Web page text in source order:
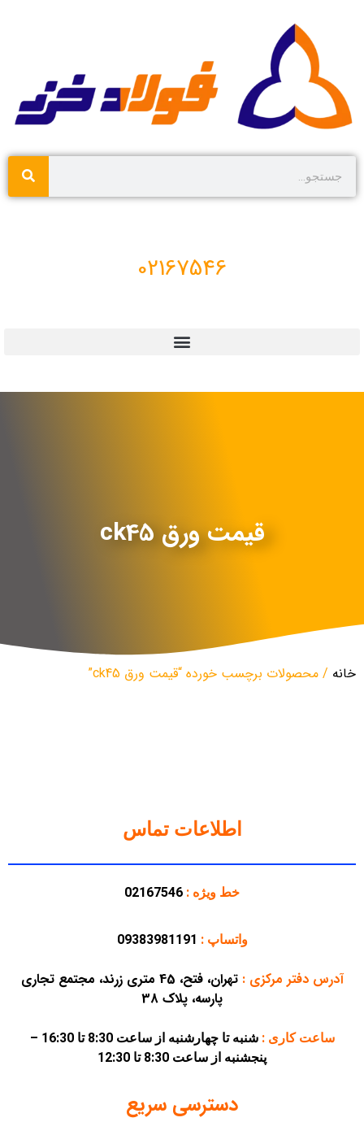
02167546
قیمت ورق ck45
خانه / محصولات برچسب خورده “قیمت ورق ck45”
اطلاعات تماس
خط ویژه : 02167546
واتساپ : 09383981191
آدرس دفتر مرکزی:
تهران، فتح، 45 متری زرند، مجتمع تجاری
پارسه، پلاک 38
ساعت کاری :
شنبه تا چهارشنبه از ساعت 8:30 تا 16:30 –
پنجشنبه از ساعت 8:30 تا 12:30
دسترسی سریع